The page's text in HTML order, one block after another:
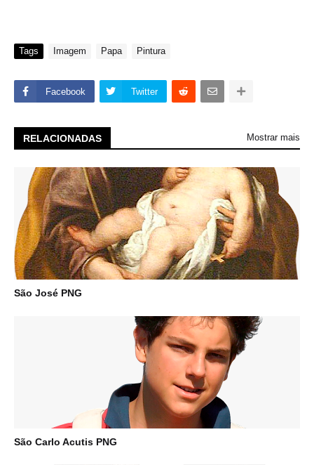
Tags Imagem Papa Pintura
Facebook Twitter
RELACIONADAS Mostrar mais
São José PNG
São Carlo Acutis PNG